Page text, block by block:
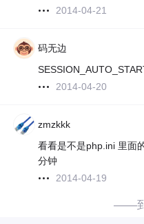
2014-04-21
码无边
2014-04-20
zmzkkk
看看是不是php.ini 里面
分钟
2014-04-19
——